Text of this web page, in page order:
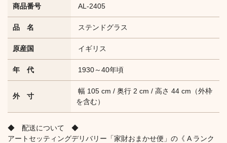
商品番号 AL-2405
品 名 ステンドグラス
原産国 イギリス
年 代 1930～40年頃
外 寸
幅 105 cm / 奥行 2 cm / 高さ 44 cm（外枠
を含む）
◆ 配送について ◆
アートセッティングデリバリー「家財おまかせ便」の《 A ランク